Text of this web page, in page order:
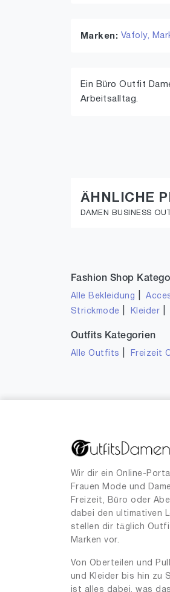
Marken: Vafoly,
Ein Büro Outfit
Arbeitsalltag.
ÄHNLICHE
DAMEN BUSINESS
Fashion Shop
Alle Bekleidung |
Strickmode
Kleider
Outfits Kategorien
Alle Outfits Freizeit
Wir dir ein Online-
Frauen Mode und
Freizeit, Büro oder
dabei den ultimativen
stellen dir täglich
Marken vor.
Von Oberteilen und
und Kleider bis hin zu
ist alles dabei, was